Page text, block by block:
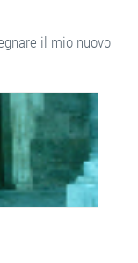
il mio nuovo